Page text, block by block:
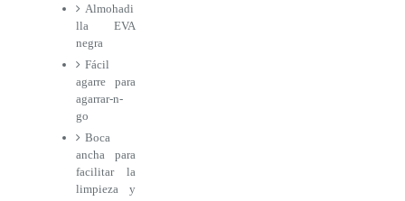
Almohadi
lla EVA
negra
Fácil
agarre para
agarrar-n-
go
Boca
ancha para
facilitar la
limpieza y